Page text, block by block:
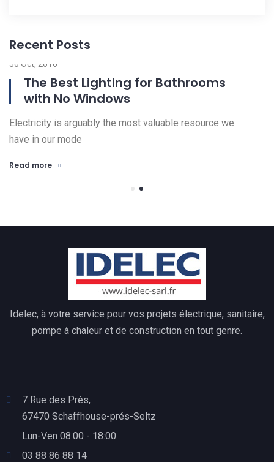
Recent Posts
30 Oct, 2016
The Best Lighting for Bathrooms
with No Windows
Electricity is arguably the most valuable resource we
have in our mode
Read more
Idelec, à votre service pour vos projets électrique, sanitaire,
pompe à chaleur et de construction en tout genre.
7 Rue des Prés,
67470 Schaffhouse-prés-Seltz
Lun-Ven 08:00 - 18:00
03 88 86 88 14